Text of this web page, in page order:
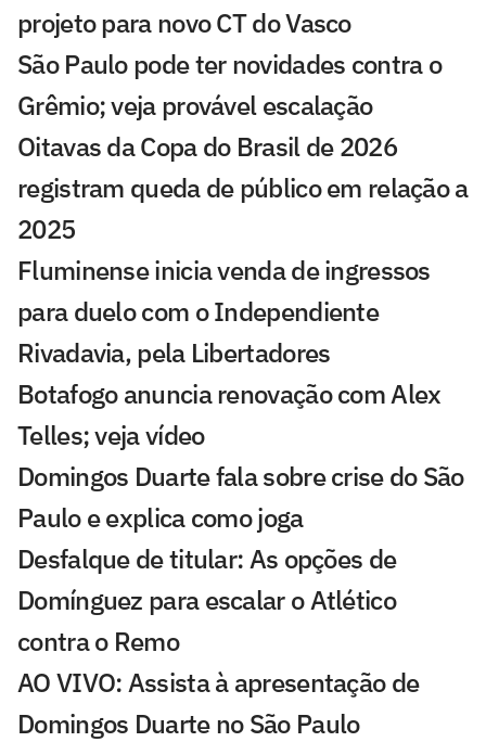
projeto para novo CT do Vasco
São Paulo pode ter novidades contra o
Grêmio; veja provável escalação
Oitavas da Copa do Brasil de 2026
registram queda de público em relação a
2025
Fluminense inicia venda de ingressos
para duelo com o Independiente
Rivadavia, pela Libertadores
Botafogo anuncia renovação com Alex
Telles; veja vídeo
Domingos Duarte fala sobre crise do São
Paulo e explica como joga
Desfalque de titular: As opções de
Domínguez para escalar o Atlético
contra o Remo
AO VIVO: Assista à apresentação de
Domingos Duarte no São Paulo